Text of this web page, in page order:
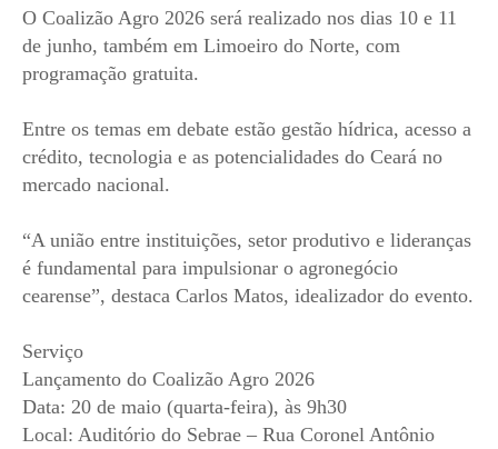
O Coalizão Agro 2026 será realizado nos dias 10 e 11
de junho, também em Limoeiro do Norte, com
programação gratuita.
Entre os temas em debate estão gestão hídrica, acesso a
crédito, tecnologia e as potencialidades do Ceará no
mercado nacional.
“A união entre instituições, setor produtivo e lideranças
é fundamental para impulsionar o agronegócio
cearense”, destaca Carlos Matos, idealizador do evento.
Serviço
Lançamento do Coalizão Agro 2026
Data: 20 de maio (quarta-feira), às 9h30
Local: Auditório do Sebrae – Rua Coronel Antônio